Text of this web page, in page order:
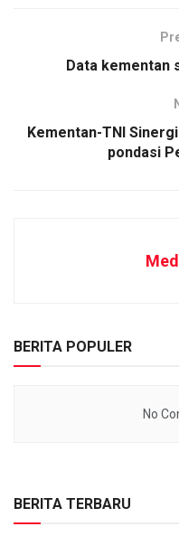
Data kementan
Kementan-TNI
pondasi
BERITA POPULER
No
BERITA TERBARU